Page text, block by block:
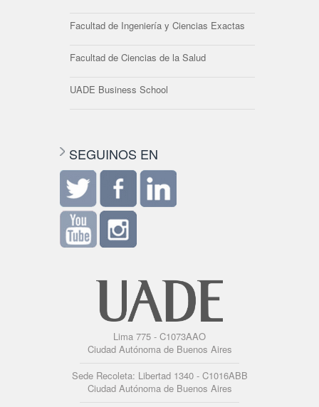
Facultad de Ingeniería y Ciencias Exactas
Facultad de Ciencias de la Salud
UADE Business School
SEGUINOS EN
Lima 775 - C1073AAO
Ciudad Autónoma de Buenos Aires
Sede Recoleta: Libertad 1340 - C1016ABB
Ciudad Autónoma de Buenos Aires